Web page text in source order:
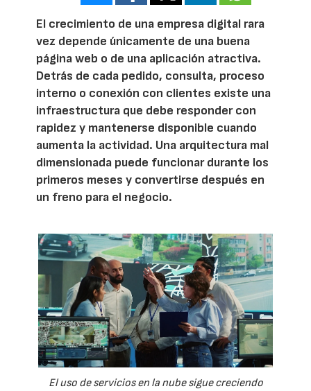
El crecimiento de una empresa digital rara
vez depende únicamente de una buena
página web o de una aplicación atractiva.
Detrás de cada pedido, consulta, proceso
interno o conexión con clientes existe una
infraestructura que debe responder con
rapidez y mantenerse disponible cuando
aumenta la actividad. Una arquitectura mal
dimensionada puede funcionar durante los
primeros meses y convertirse después en
un freno para el negocio.
El uso de servicios en la nube sigue creciendo